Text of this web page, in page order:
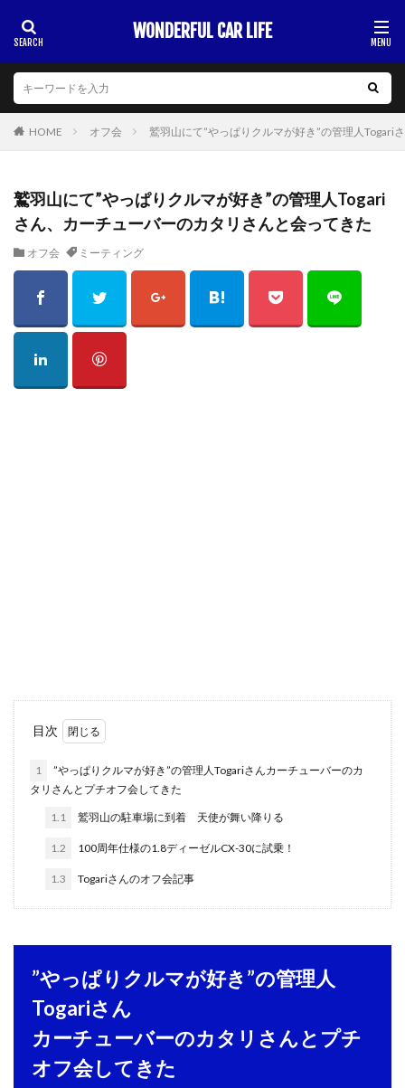
WONDERFUL CAR LIFE
HOME オフ会 鷲羽山にて”やっぱりクルマが好き”の管理人Togari
鷲羽山にて”やっぱりクルマが好き”の管理人Togari
さん、カーチューバーのカタリさんと会ってきた
オフ会 ミーティング
目次
1
”やっぱりクルマが好き”の管理人Togariさんカーチューバーのカ
タリさんとプチオフ会してきた
1.1 鷲羽山の駐車場に到着 天使が舞い降りる
1.2 100周年仕様の1.8ディーゼルCX-30に試乗！
1.3 Togariさんのオフ会記事
”やっぱりクルマが好き”の管理人
Togariさん
カーチューバーのカタリさんとプチ
オフ会してきた